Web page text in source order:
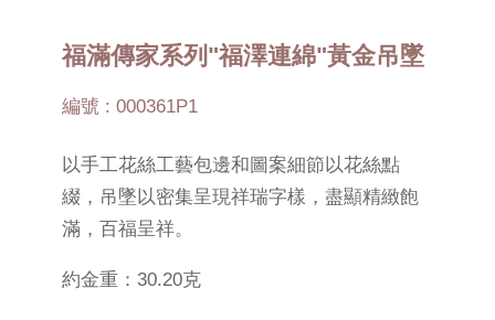
福滿傳家系列"福澤連綿"黃金吊墜
編號 : 000361P1
以手工花絲工藝包邊和圖案細節以花絲點
綴，吊墜以密集呈現祥瑞字樣，盡顯精緻飽
滿，百福呈祥。
約金重：30.20克